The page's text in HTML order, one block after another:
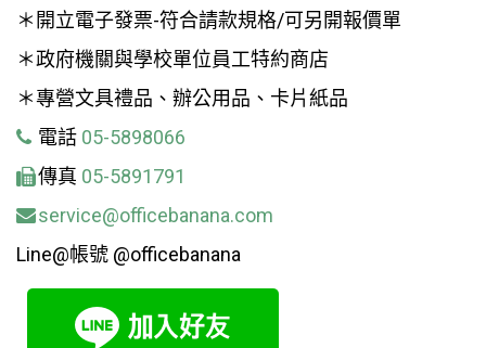
＊開立電子發票-符合請款規格/可另開報價單
＊政府機關與學校單位員工特約商店
＊專營文具禮品、辦公用品、卡片紙品
電話 05-5898066
傳真 05-5891791
service@officebanana.com
Line@帳號 @officebanana